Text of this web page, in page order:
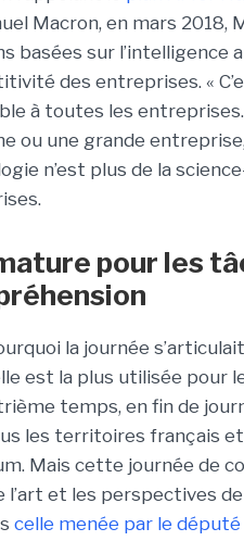
Macron, en mars 2018,
basées sur l’intelligence
des entreprises. «
à toutes les
ou une grande
n’est plus de la
pour les
la journée
est la plus utilisée pour
temps, en fin de
les territoires français
Mais cette journée de
l’art et les perspectives
celle menée par le député